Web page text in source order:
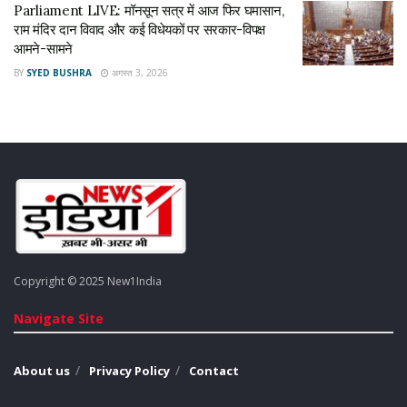
NEWS 1 INDIA
no confidence motion
no confidence motion in India
Prime Minister Narendra Modi
Rahul Gandhi Lok Sabha
Parliament LIVE: मॉनसून सत्र में आज फिर घमासान,
राम मंदिर दान विवाद और कई विधेयकों पर सरकार-विपक्ष
आमने-सामने
BY SYED BUSHRA अगस्त 3, 2026
Copyright © 2025 New1India
Navigate Site
About us Privacy Policy Contact